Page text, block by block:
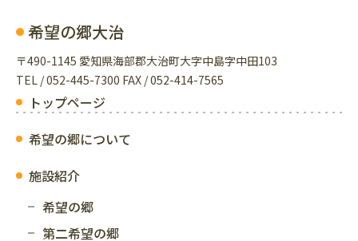
希望の郷大治
〒490-1145 愛知県海部郡大治町大字中島字中田103
TEL / 052-445-7300 FAX / 052-414-7565
トップページ
希望の郷について
施設紹介
希望の郷
第二希望の郷